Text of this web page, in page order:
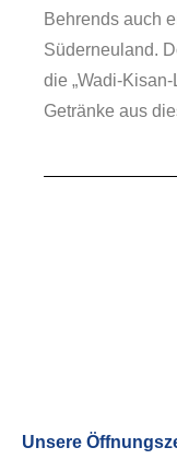
Behrends auch
Süderneuland.
die „Wadi-
Getränke aus
Unsere